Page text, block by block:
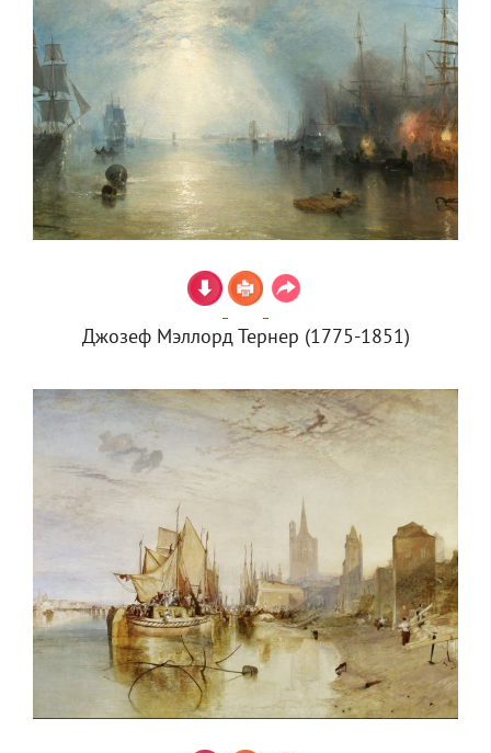
Джозеф Мэллорд Тернер (1775-1851)